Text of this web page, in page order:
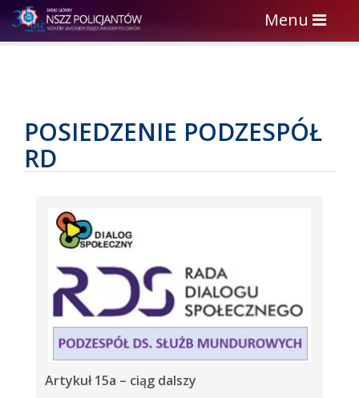
Toggle
navigation
Menu
POSIEDZENIE PODZESPÓŁ
RD
Artykuł 15a – ciąg dalszy